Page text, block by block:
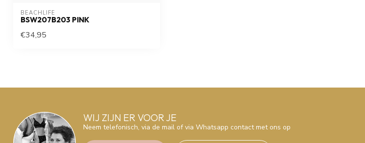
BEACHLIFE
BSW207B203 PINK
€34,95
WIJ ZIJN ER VOOR JE
Neem telefonisch, via de mail of via Whatsapp contact met ons op